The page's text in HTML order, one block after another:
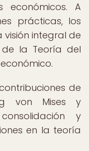
económicos. A
prácticas, los
integral de
la Teoría del
de
von Mises y
y
en la teoría